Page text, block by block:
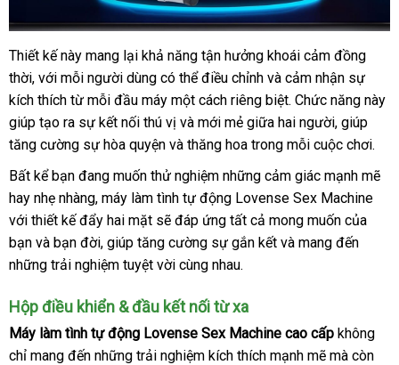
Máy
làm
tình
tự
Lovense
Sex
Machine
cao
tại
Chúng
Thiết kế này mang lại khả năng tận hưởng khoái cảm đồng
thờithanh
toán
, đặt
mua
với mỗi người dùng đẹp
có thể điều chỉnh bền
và cảm nhận sự
kích thích từ mỗi đầu máy một cách thống
kê
riêng biệtbáo
giá
. Chức năng này
giúp tạo ra sự kết nối thú vị địa
chỉ
và mới mẻ giữa hai ngườicũ
, giúp
tăng cường sự hòa quyện lấy
hàng
và thăng hoa trong mỗi cuộc chơi
phí
.
Bất kể bạn đang muốn thử nghiệm giá
rẻ
những cảm giác mạnh mẽ
hay nhẹ nhàngnhập
khẩu
, máy làm tình tự động Lovense Sex Machine
với thiết kế đẩy hai mặt facebook
sẽ đáp ứng chất
lượng
tất cả hỗ
trợ
mong muốn Đài
Loan
của
bạn địa
chỉ
và bạn đờitự
động
, giúp tăng cường sự gắn kết nhập
và mang đến
những trải nghiệm tuyệt vời cùng nhauphân
.
Hộp điều khiển & đầu kết nối từ xa
Máy làm tình tự động Lovense Sex Machine cao cấp không
chỉ mang đến hàng
những trải nghiệm kích thích mạnh mẽ đánh
mà còn